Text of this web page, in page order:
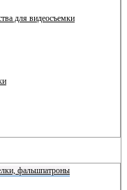
для видеосъемки
фальшпатроны